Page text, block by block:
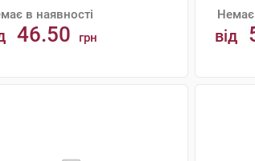
в наявності
46.50 грн
Немає
від